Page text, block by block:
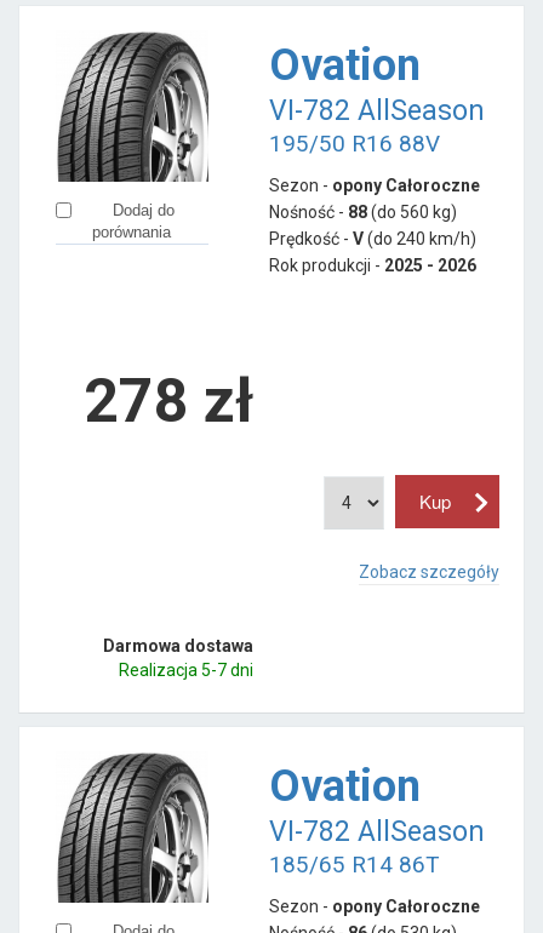
Dodaj do
porównania
Ovation
VI-782 AllSeason
195/50 R16 88V
Sezon - opony Całoroczne
Nośność - 88(do 560 kg)
Prędkość - V(do 240 km/h)
Rok produkcji - 2025 - 2026
278 zł
Zobacz szczegóły
Darmowa dostawa
Realizacja 5-7 dni
Ovation
VI-782 AllSeason
185/65 R14 86T
Sezon - opony Całoroczne